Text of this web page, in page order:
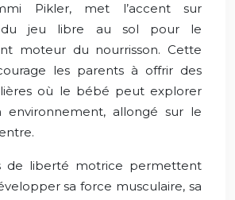
Pikler, met l’accent sur
du jeu libre au sol pour le
moteur du nourrisson. Cette
les parents à offrir des
où le bébé peut explorer
environnement, allongé sur le
de liberté motrice permettent
sa force musculaire, sa